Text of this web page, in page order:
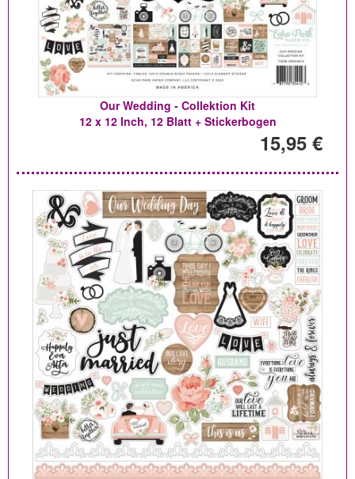
Our Wedding - Collektion Kit
12 x 12 Inch, 12 Blatt + Stickerbogen
15,95 €